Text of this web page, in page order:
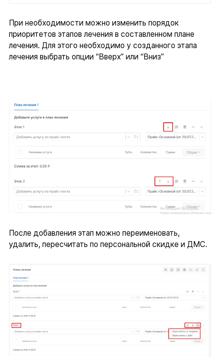
При необходимости можно изменить порядок
приоритетов этапов лечения в составленном плане
лечения. Для этого необходимо у созданного этапа
лечения выбрать опции “Вверх” или “Вниз”
После добавления этап можно переименовать,
удалить, пересчитать по персональной скидке и ДМС.